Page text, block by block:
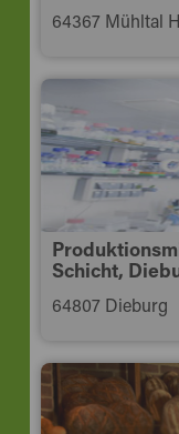
64367 Mühltal
Schicht,
64807 Dieburg